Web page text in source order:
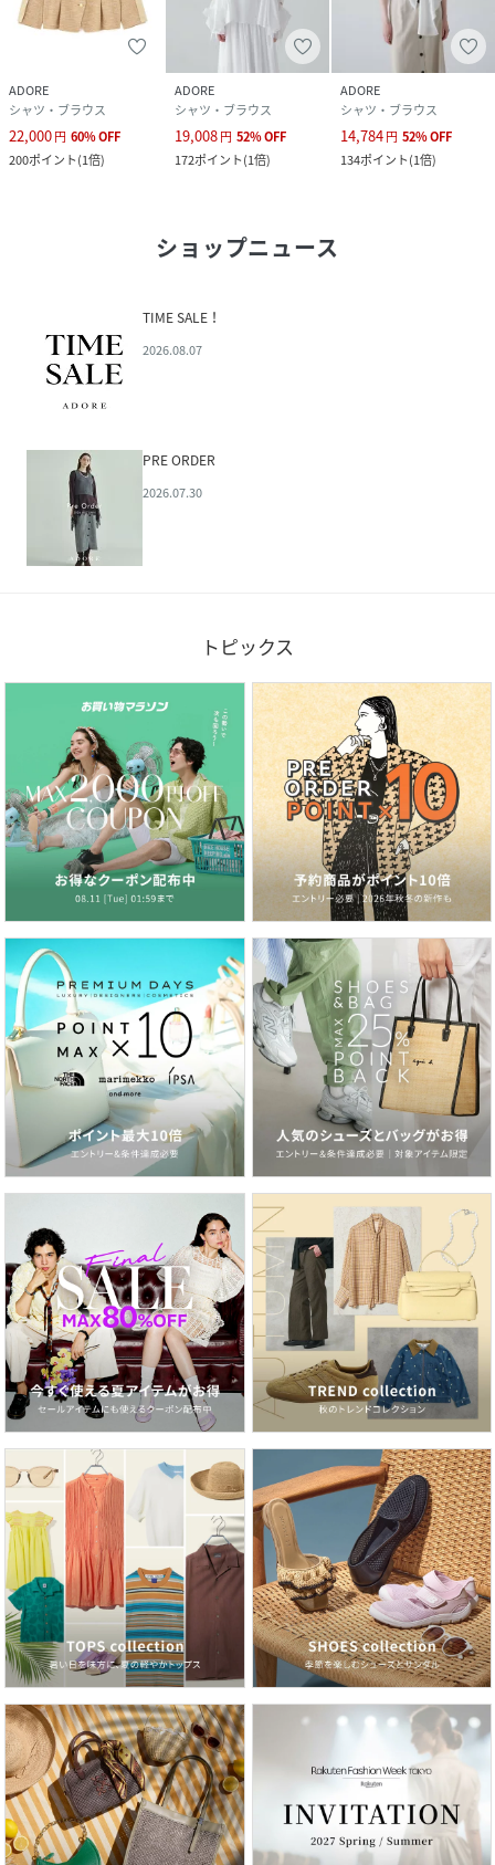
ADORE
シャツ・ブラウス
22,000円 60%OFF
200ポイント(1倍)
ADORE
シャツ・ブラウス
19,008円 52%OFF
172ポイント(1倍)
ADORE
シャツ・ブラウス
14,784円 52%OFF
134ポイント(1倍)
ショップニュース
TIME SALE！
2026.08.07
PRE ORDER
2026.07.30
トピックス